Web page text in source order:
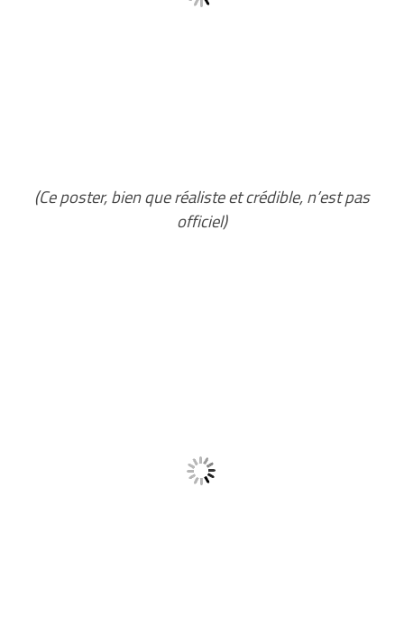
(Ce poster, bien que réaliste et crédible, n’est pas
officiel)